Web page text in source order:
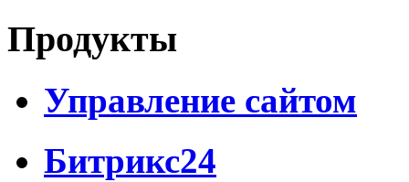
Продукты
Управление сайтом
Битрикс24